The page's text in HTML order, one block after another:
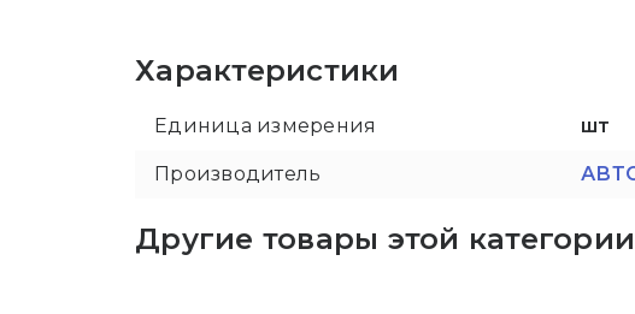
Характеристики
Единица измерения шт
Производитель
Другие товары этой категории